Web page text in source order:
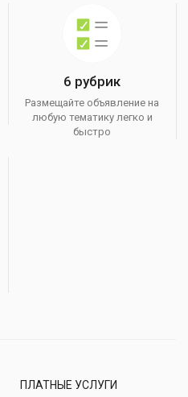
6 рубрик
Размещайте объявление на
любую тематику легко и
быстро
ПЛАТНЫЕ УСЛУГИ